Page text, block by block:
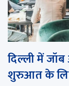
दिल्ली में
शुरुआत के